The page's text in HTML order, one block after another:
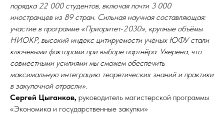
порядка 22 000 студентов, включая почти 3 000
иностранцев из 89 стран. Сильная научная составляющая:
участие в программе «Приоритет‑2030», крупные объёмы
НИОКР, высокий индекс цитируемости учёных ЮФУ стали
ключевыми факторами при выборе партнёра. Уверена, что
совместными усилиями мы сможем обеспечить
максимальную интеграцию теоретических знаний и практики
в закупочной отрасли».
Сергей Цыганков, руководитель магистерской программы
«Экономика и государственные закупки»